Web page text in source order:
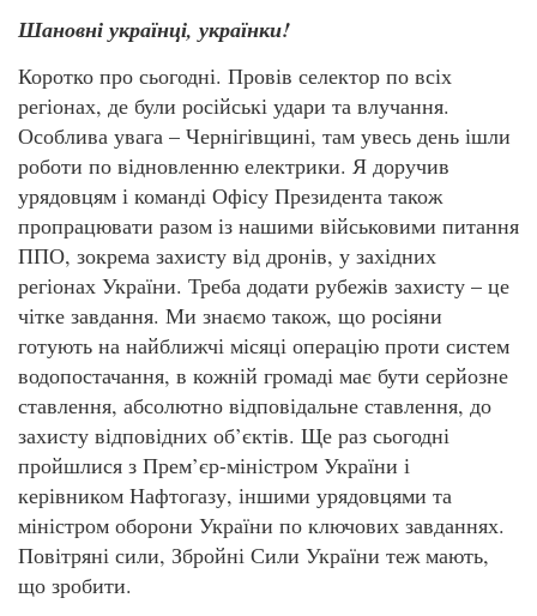
Шановні українці, українки!
Коротко про сьогодні. Провів селектор по всіх
регіонах, де були російські удари та влучання.
Особлива увага – Чернігівщині, там увесь день ішли
роботи по відновленню електрики. Я доручив
урядовцям і команді Офісу Президента також
пропрацювати разом із нашими військовими питання
ППО, зокрема захисту від дронів, у західних
регіонах України. Треба додати рубежів захисту – це
чітке завдання. Ми знаємо також, що росіяни
готують на найближчі місяці операцію проти систем
водопостачання, в кожній громаді має бути серйозне
ставлення, абсолютно відповідальне ставлення, до
захисту відповідних об’єктів. Ще раз сьогодні
пройшлися з Прем’єр-міністром України і
керівником Нафтогазу, іншими урядовцями та
міністром оборони України по ключових завданнях.
Повітряні сили, Збройні Сили України теж мають,
що зробити.